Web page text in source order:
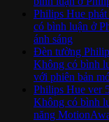
Philips Hue
có bình luận ở
ánh sáng
Đèn tường
Không có bình
với phiên bản
Philips Hue ver
Không có bình
năng